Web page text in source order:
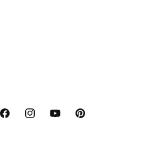
FacebookInstagramYouTubePinterest